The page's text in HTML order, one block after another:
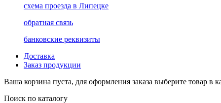
схема проезда в Липецке
обратная связь
банковские реквизиты
Доставка
Заказ продукции
Ваша корзина пуста, для оформления заказа выберите товар в
Поиск по каталогу